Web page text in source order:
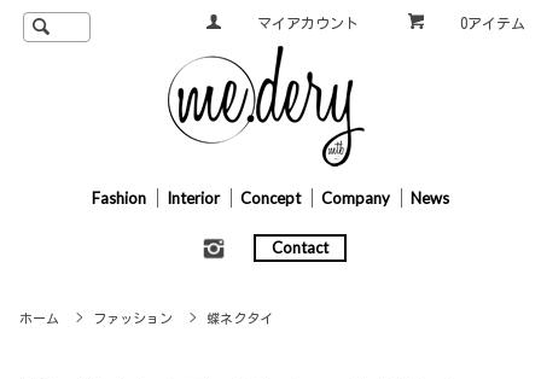
0アイテム
マイアカウント
Fashion Interior Concept Company News
Contact
ホーム > ファッション > 蝶ネクタイ